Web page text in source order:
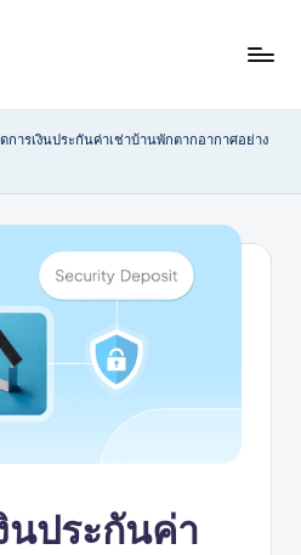
การเงินประกันค่าเช่าบ้านพักตากอากาศอย่าง
นประกันค่า